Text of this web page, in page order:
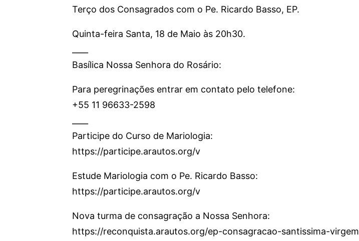
Terço dos Consagrados com o Pe. Ricardo Basso, EP.
Quinta-feira Santa, 18 de Maio às 20h30.
Basílica Nossa Senhora do Rosário:
Para peregrinações entrar em contato pelo telefone:
+55 11 96633-2598
Participe do Curso de Mariologia:
https://participe.arautos.org/v
Estude Mariologia com o Pe. Ricardo Basso:
https://participe.arautos.org/v
Nova turma de consagração a Nossa Senhora:
https://reconquista.arautos.org/ep-consagracao-santissima-virgem